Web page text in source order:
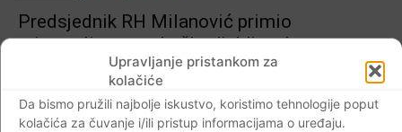
Upravljanje pristankom za
kolačiće
Da bismo pružili najbolje iskustvo, koristimo tehnologije poput
kolačića za čuvanje i/ili pristup informacijama o uređaju.
Predsjednik RH Milanović primio
mitropolita zagrebačko-ljubljanskog
Porfirija Perića